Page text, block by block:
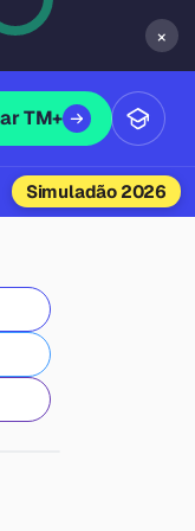
×
TM+
Simuladão 2026